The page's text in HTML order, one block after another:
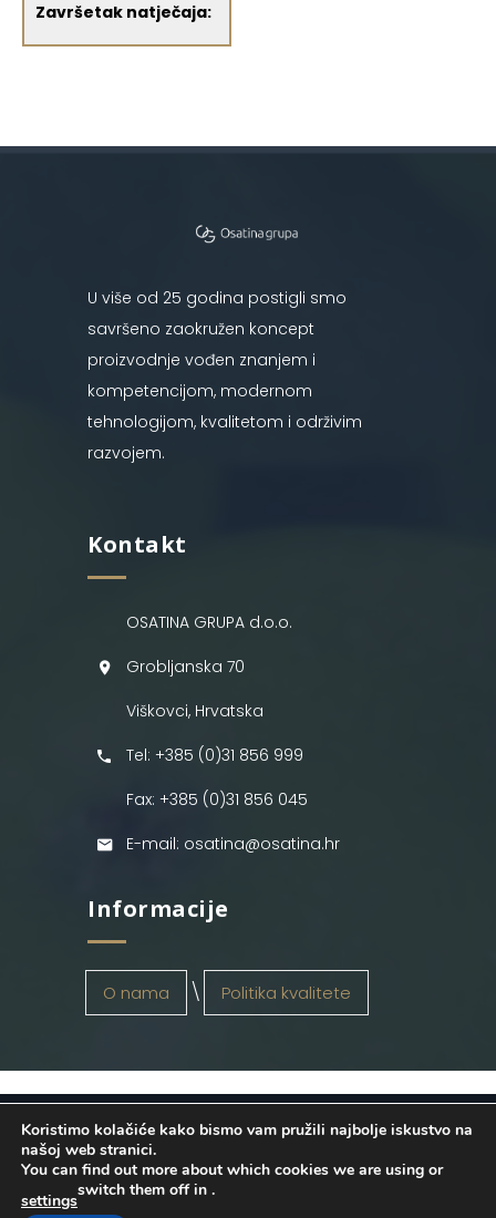
Završetak natječaja:
U više od 25 godina postigli smo
savršeno zaokružen koncept
proizvodnje vođen znanjem i
kompetencijom, modernom
tehnologijom, kvalitetom i održivim
razvojem.
Kontakt
OSATINA GRUPA d.o.o.
Grobljanska 70
Viškovci, Hrvatska
Tel: +385 (0)31 856 999
Fax: +385 (0)31 856 045
E-mail: osatina@osatina.hr
Informacije
O nama Politika kvalitete
OSATINA GRUPA d.o.o. 2026
. Configured
byINFOS Osijek. Sva prava pridržana.
Koristimo kolačiće kako bismo vam pružili najbolje iskustvo na
našoj web stranici.
You can find out more about which cookies we are using or
switch them off in
settings
.